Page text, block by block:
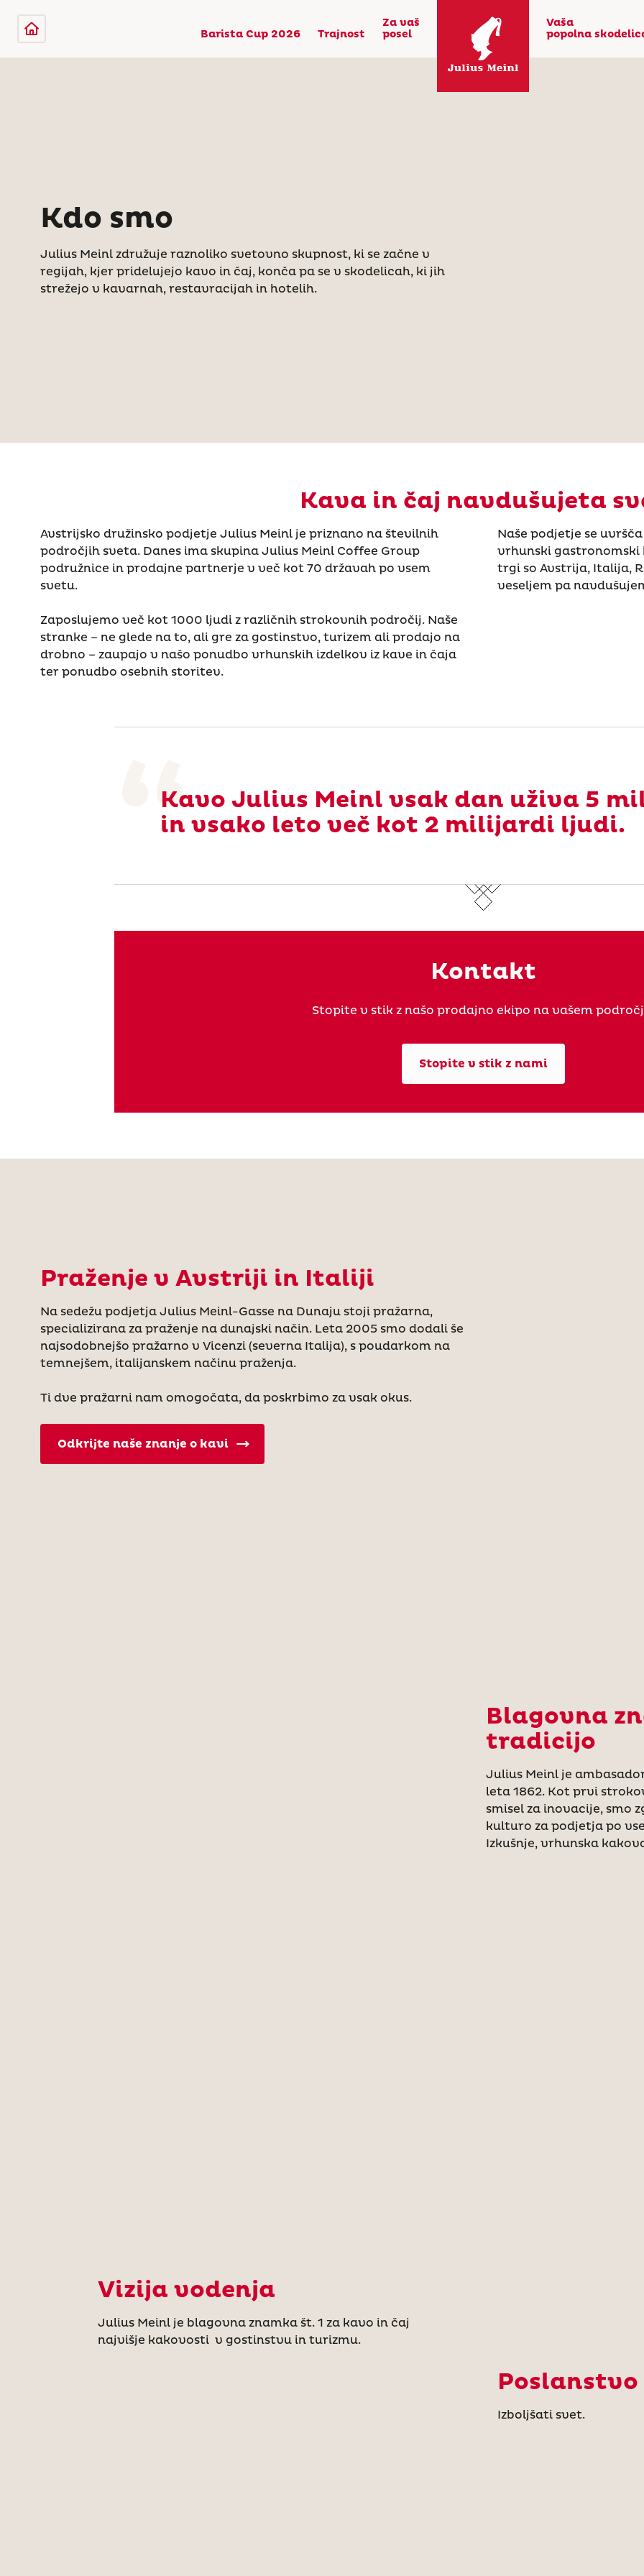
Barista Cup 2026 Trajnost
Za vaš
posel
Vaša
popolna
Kdo smo
Julius Meinl združuje raznoliko svetovno skupnost, ki se začne v
regijah, kjer pridelujejo kavo in čaj, konča pa se v skodelicah, ki jih
strežejo v kavarnah, restavracijah in hotelih.
Kava in čaj navdušujeta
Avstrijsko družinsko podjetje Julius Meinl je priznano na številnih
področjih sveta. Danes ima skupina Julius Meinl Coffee Group
podružnice in prodajne partnerje v več kot 70 državah po vsem
svetu.
Zaposlujemo več kot 1000 ljudi z različnih strokovnih področij. Naše
stranke – ne glede na to, ali gre za gostinstvo, turizem ali prodajo na
drobno – zaupajo v našo ponudbo vrhunskih izdelkov iz kave in čaja
ter ponudbo osebnih storitev.
Naše podjetje se
vrhunski gastronomski
trgi so Avstrija, Italija,
veseljem pa
Kavo Julius Meinl vsak dan uživa 5
in vsako leto več kot 2 milijardi ljudi.
Kontakt
Stopite v stik z našo prodajno ekipo na vašem
Stopite v stik z nami
Praženje v Avstriji in Italiji
Na sedežu podjetja Julius Meinl-Gasse na Dunaju stoji pražarna,
specializirana za praženje na dunajski način. Leta 2005 smo dodali še
najsodobnejšo pražarno v Vicenzi (severna Italija), s poudarkom na
temnejšem, italijanskem načinu praženja.
Ti dve pražarni nam omogočata, da poskrbimo za vsak okus.
Odkrijte naše znanje o kavi
Blagovna
tradicijo
Julius Meinl je
leta 1862. Kot prvi
smisel za inovacije, smo
kulturo za podjetja po
Izkušnje, vrhunska
Vizija vodenja
Julius Meinl je blagovna znamka št. 1 za kavo in čaj
najvišje kakovosti v gostinstvu in turizmu.
Poslanstvo
Izboljšati svet.